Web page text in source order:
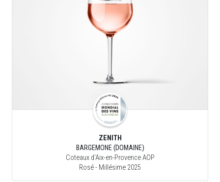
ZENITH
BARGEMONE (DOMAINE)
Coteaux d'Aix-en-Provence AOP
Rosé- Millésime 2025